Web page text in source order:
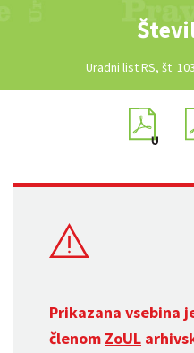
Uradni list RS, št.
Prikazana vsebina
členom ZoUL